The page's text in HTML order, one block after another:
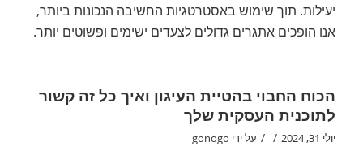
יעילות. תוך שימוש באסטרטגיות החשיבה הנכונות ביותר,
אנו הופכים אתגרים גדולים לצעדים ישימים ופשוטים יותר.
הכוח החבוי בהטיית העיגון ואיך כל זה קשור
לתוכנית העסקית שלך
יולי 31, 2024 /
/ על ידי gonogo